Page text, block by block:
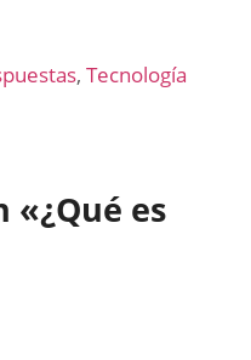
,Tecnología
«¿Qué es